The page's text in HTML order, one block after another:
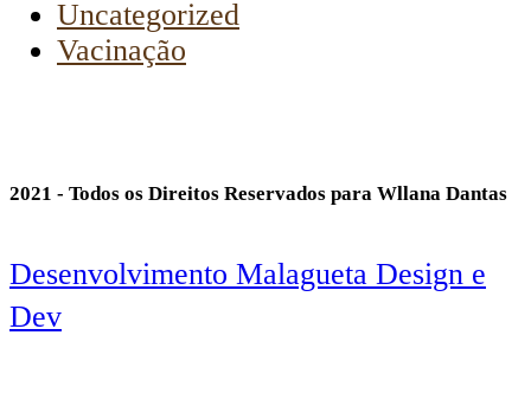
Uncategorized
Vacinação
2021 - Todos os Direitos Reservados para Wllana Dantas
Desenvolvimento Malagueta Design e
Dev